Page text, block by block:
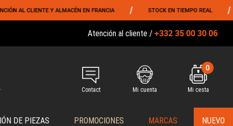
CLIENTE Y ALMACÉN EN FRANCIA / STOCK EN TIEMPO REAL /
Atención al cliente / +332 35 00 30 06
Contact Mi cuenta
0
Mi cesta
DE PIEZAS PROMOCIONES MARCAS NUEVO